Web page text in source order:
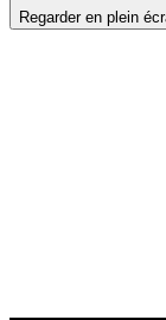
Regarder en plein